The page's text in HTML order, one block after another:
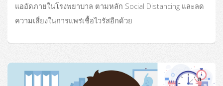
แออัดภายในโรงพยาบาล ตามหลัก Social Distancing และลด
ความเสี่ยงในการแพร่เชื้อไวรัสอีกด้วย